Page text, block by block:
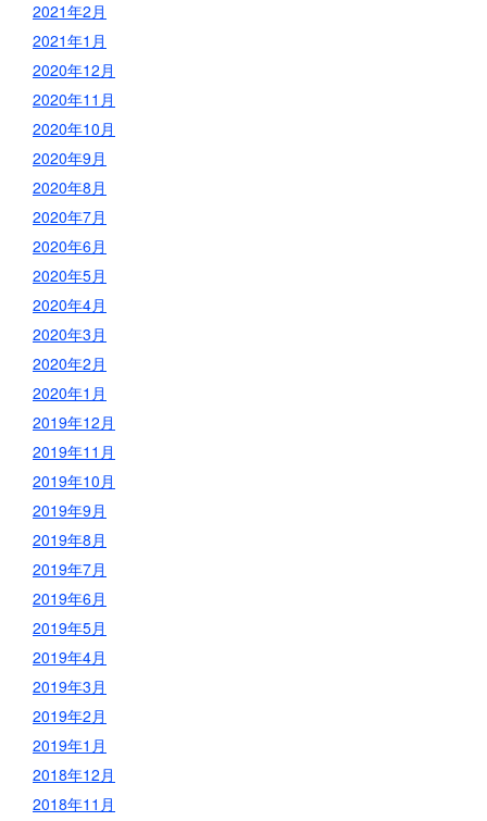
2021年2月
2021年1月
2020年12月
2020年11月
2020年10月
2020年9月
2020年8月
2020年7月
2020年6月
2020年5月
2020年4月
2020年3月
2020年2月
2020年1月
2019年12月
2019年11月
2019年10月
2019年9月
2019年8月
2019年7月
2019年6月
2019年5月
2019年4月
2019年3月
2019年2月
2019年1月
2018年12月
2018年11月